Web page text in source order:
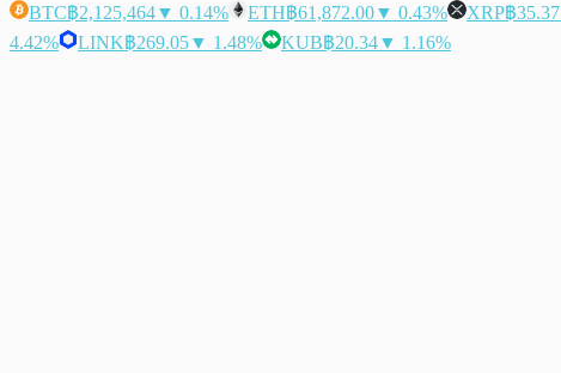
BTC฿2,125,464▼ 0.14% ETH฿61,872.00▼ 0.43% XRP฿35.37
4.42%
LINK฿269.05▼ 1.48% KUB฿20.34▼ 1.16%